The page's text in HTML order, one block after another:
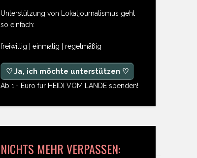
Unterstützung von Lokaljournalismus geht
so einfach:
freiwillig | einmalig | regelmäßig
♡ Ja, ich möchte unterstützen ♡
Ab 1,- Euro für HEIDI VOM LANDE spenden!
NICHTS MEHR VERPASSEN: